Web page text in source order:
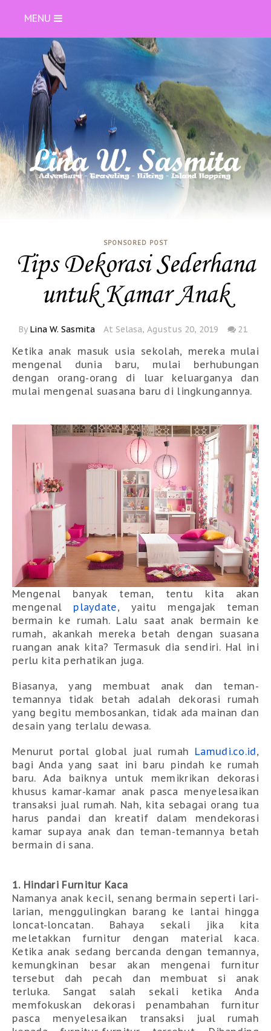
MENU
SPONSORED POST
Tips Dekorasi Sederhana
untuk Kamar Anak
By Lina W. Sasmita At Selasa, Agustus 20, 2019 21
Ketika anak masuk usia sekolah, mereka mulai
mengenal dunia baru, mulai berhubungan
dengan orang-orang di luar keluarganya dan
mulai mengenal suasana baru di lingkungannya.
Mengenal banyak teman, tentu kita akan
mengenal playdate, yaitu mengajak teman
bermain ke rumah. Lalu saat anak bermain ke
rumah, akankah mereka betah dengan suasana
ruangan anak kita? Termasuk dia sendiri. Hal ini
perlu kita perhatikan juga.
Biasanya, yang membuat anak dan teman-
temannya tidak betah adalah dekorasi rumah
yang begitu membosankan, tidak ada mainan dan
desain yang terlalu dewasa.
Menurut portal global jual rumah Lamudi.co.id,
bagi Anda yang saat ini baru pindah ke rumah
baru. Ada baiknya untuk memikrikan dekorasi
khusus kamar-kamar anak pasca menyelesaikan
transaksi jual rumah. Nah, kita sebagai orang tua
harus pandai dan kreatif dalam mendekorasi
kamar supaya anak dan teman-temannya betah
bermain di sana.
1. Hindari Furnitur Kaca
Namanya anak kecil, senang bermain seperti lari-
larian, menggulingkan barang ke lantai hingga
loncat-loncatan. Bahaya sekali jika kita
meletakkan furnitur dengan material kaca.
Ketika anak sedang bercanda dengan temannya,
kemungkinan besar akan mengenai furnitur
tersebut dah pecah dan membuat si anak
terluka. Sangat salah sekali ketika Anda
memfokuskan dekorasi penambahan furnitur
pasca menyelesaikan transaksi jual rumah